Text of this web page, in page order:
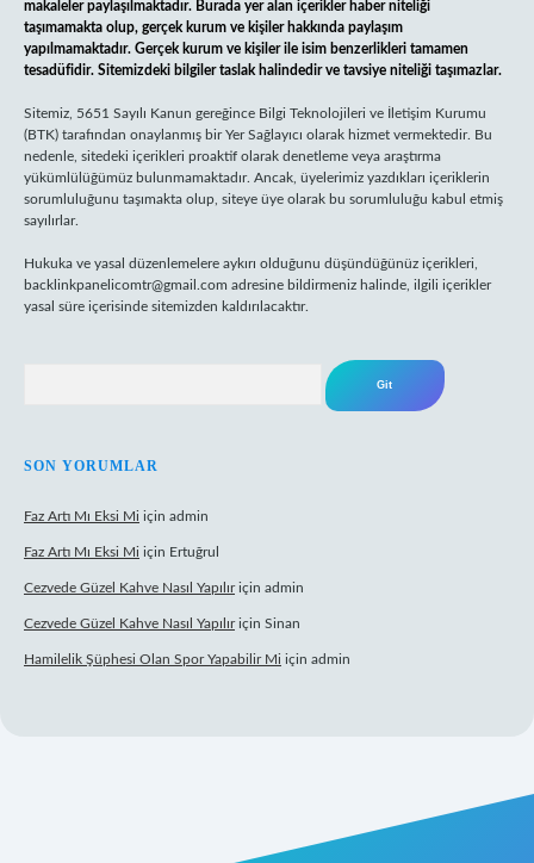
makaleler paylaşılmaktadır. Burada yer alan içerikler haber niteliği
taşımamakta olup, gerçek kurum ve kişiler hakkında paylaşım
yapılmamaktadır. Gerçek kurum ve kişiler ile isim benzerlikleri tamamen
tesadüfidir. Sitemizdeki bilgiler taslak halindedir ve tavsiye niteliği taşımazlar.
Sitemiz, 5651 Sayılı Kanun gereğince Bilgi Teknolojileri ve İletişim Kurumu
(BTK) tarafından onaylanmış bir Yer Sağlayıcı olarak hizmet vermektedir. Bu
nedenle, sitedeki içerikleri proaktif olarak denetleme veya araştırma
yükümlülüğümüz bulunmamaktadır. Ancak, üyelerimiz yazdıkları içeriklerin
sorumluluğunu taşımakta olup, siteye üye olarak bu sorumluluğu kabul etmiş
sayılırlar.
Hukuka ve yasal düzenlemelere aykırı olduğunu düşündüğünüz içerikleri,
backlinkpanelicomtr@gmail.com adresine bildirmeniz halinde, ilgili içerikler
yasal süre içerisinde sitemizden kaldırılacaktır.
SON YORUMLAR
Faz Artı Mı Eksi Mi için admin
Faz Artı Mı Eksi Mi için Ertuğrul
Cezvede Güzel Kahve Nasıl Yapılıriçin admin
Cezvede Güzel Kahve Nasıl Yapılıriçin Sinan
Hamilelik Şüphesi Olan Spor Yapabilir Mi için admin
betexper.xyz